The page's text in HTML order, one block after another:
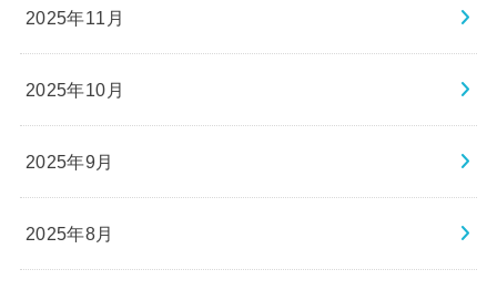
2025年11月
2025年10月
2025年9月
2025年8月